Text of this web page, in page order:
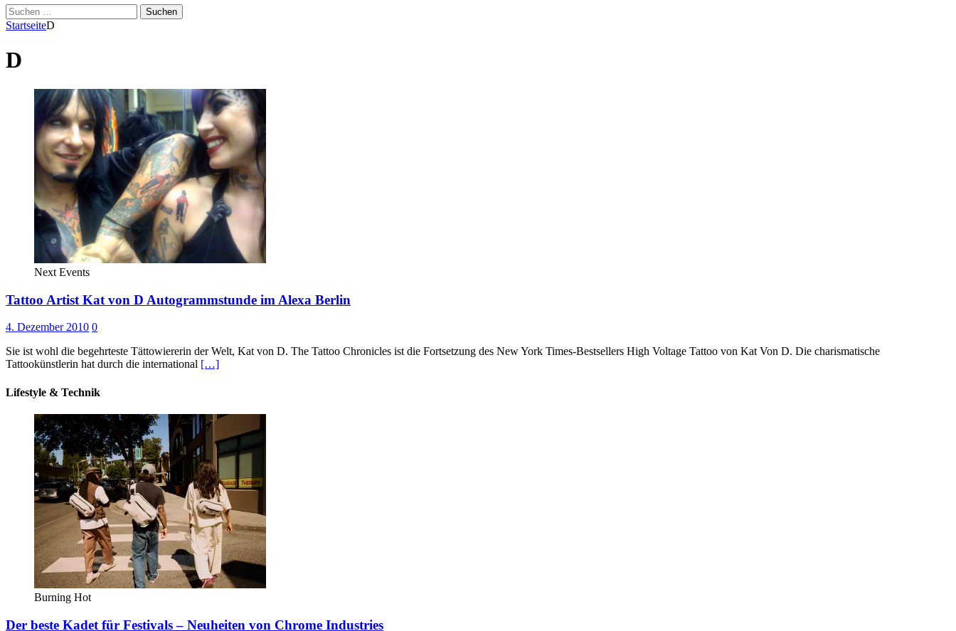
Suchen
nach:
StartseiteD
D
Next Events
Tattoo Artist Kat von D Autogrammstunde im Alexa Berlin
4. Dezember 2010 0
Sie ist wohl die begehrteste Tättowiererin der Welt, Kat von D. The Tattoo Chronicles ist die Fortsetzung des New York Times-Bestsellers High Voltage Tattoo von Kat Von D. Die charismatische
Tattookünstlerin hat durch die international […]
Lifestyle & Technik
Burning Hot
Der beste Kadet für Festivals – Neuheiten von Chrome Industries